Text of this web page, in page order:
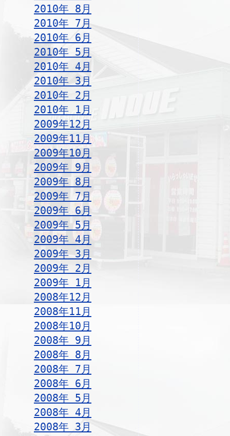
2010年 8月
2010年 7月
2010年 6月
2010年 5月
2010年 4月
2010年 3月
2010年 2月
2010年 1月
2009年12月
2009年11月
2009年10月
2009年 9月
2009年 8月
2009年 7月
2009年 6月
2009年 5月
2009年 4月
2009年 3月
2009年 2月
2009年 1月
2008年12月
2008年11月
2008年10月
2008年 9月
2008年 8月
2008年 7月
2008年 6月
2008年 5月
2008年 4月
2008年 3月